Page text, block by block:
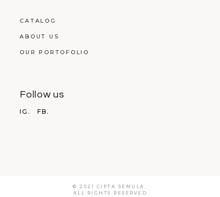
CATALOG
ABOUT US
OUR PORTOFOLIO
Follow us
IG. FB.
© 2021 CIPTA SEMULA,
ALL RIGHTS RESERVED